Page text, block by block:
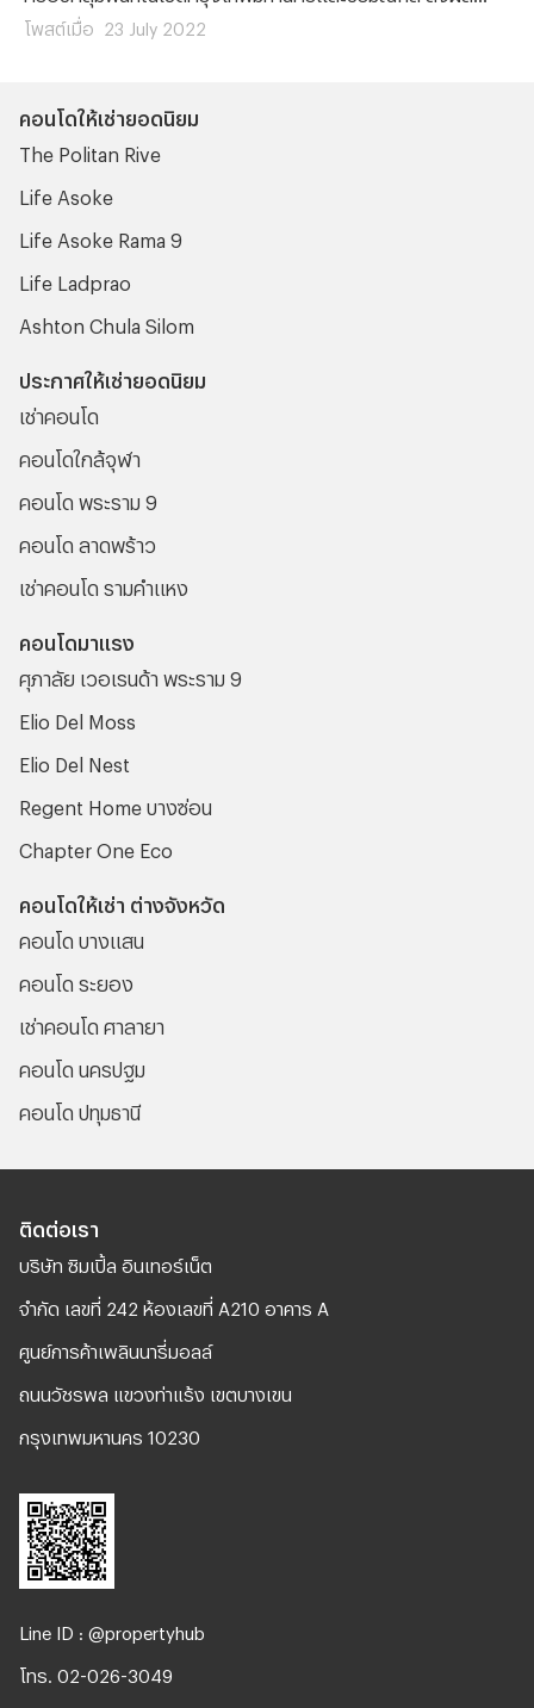
ให้การเดินทางของชาวกรุงเทพฯ นั้น เต็มไปด้วยความสะดวก
โดยสาร BTS กัน ว่า ณ ตอนนี้ราคาค่าโดยสาร BTS มีราคาเริ่ม
ต้นอยู่ที่เท่าไหร่ ? เพื่อที่คุณจะได้นำไปวางแผนสำหรับการเดิน
ทางในครั้งหน้า ซึ่งถ้าพร้อมแล้วเราไปพบกับข้อมูลที่ทางทีมงาน
โพสต์เมื่อ 23 July 2022
คอนโดให้เช่ายอดนิยม
The Politan Rive
Life Asoke
Life Asoke Rama 9
Life Ladprao
Ashton Chula Silom
ประกาศให้เช่ายอดนิยม
เช่าคอนโด
คอนโดใกล้จุฬา
คอนโด พระราม 9
คอนโด ลาดพร้าว
เช่าคอนโด รามคําแหง
คอนโดมาแรง
ศุภาลัย เวอเรนด้า พระราม 9
Elio Del Moss
Elio Del Nest
Regent Home บางซ่อน
Chapter One Eco
คอนโดให้เช่า ต่างจังหวัด
คอนโด บางแสน
คอนโด ระยอง
เช่าคอนโด ศาลายา
คอนโด นครปฐม
คอนโด ปทุมธานี
ติดต่อเรา
บริษัท ซิมเปิ้ล อินเทอร์เน็ต
จํากัด เลขที่ 242 ห้องเลขที่ A210 อาคาร A
ศูนย์การค้าเพลินนารี่มอลล์
ถนนวัชรพล แขวงท่าแร้ง เขตบางเขน
กรุงเทพมหานคร 10230
Line ID : @propertyhub
โทร. 02-026-3049